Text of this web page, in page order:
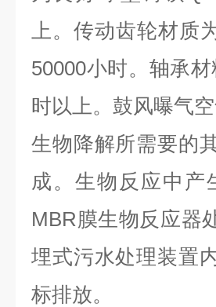
上。传动齿轮材质
50000小时。轴承
时以上。鼓风曝气
生物降解所需要的
成。生物反应中产
MBR膜生物反应器
埋式污水处理装置
标排放。